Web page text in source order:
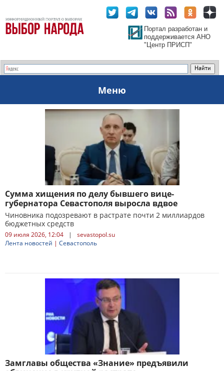
Портал разработан и
поддерживается АНО
"Центр ПРИСП"
Меню
Сумма хищения по делу бывшего вице-
губернатора Севастополя выросла вдвое
Чиновника подозревают в растрате почти 2 миллиардов
бюджетных средств
09 июля 2026, 12:04 |
sevastopol.su
Лента новостей | Севастополь
Замглавы общества «Знание» предъявили